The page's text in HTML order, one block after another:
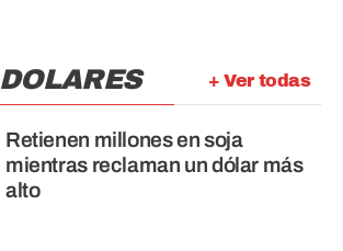
+ Ver todas
DOLARES
Retienen millones en soja
mientras reclaman un dólar más
alto